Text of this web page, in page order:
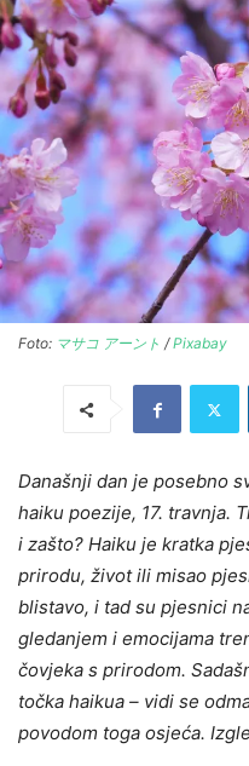
Foto: マサコ アーント /Pixabay
Današnji dan je posebno
haiku poezije, 17. travnja.
i zašto? Haiku je kratka
prirodu, život ili misao
blistavo, i tad su pjesnici
gledanjem i emocijama
čovjeka s prirodom.
točka haikua – vidi se
povodom toga osjeća.